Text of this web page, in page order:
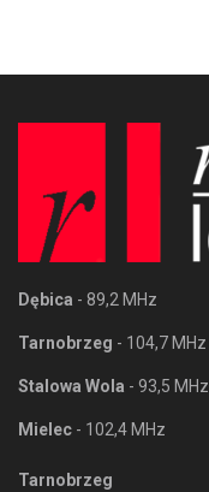
Dębica - 89,2 MHz
Tarnobrzeg - 104,7 MHz
Stalowa Wola - 93,5 MHz
Mielec - 102,4 MHz
Tarnobrzeg